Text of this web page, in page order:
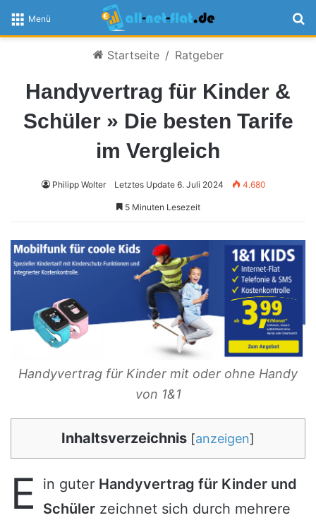
Menü
Startseite / Ratgeber
Handyvertrag für Kinder &
Schüler » Die besten Tarife
im Vergleich
Philipp Wolter Letztes Update 6. Juli 2024 4.680
5 Minuten Lesezeit
Handyvertrag für Kinder mit oder ohne Handy
von 1&1
Inhaltsverzeichnis [anzeigen]
E in guter Handyvertrag für Kinder und
Schüler zeichnet sich durch mehrere